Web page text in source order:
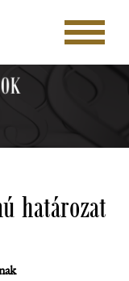
határozat